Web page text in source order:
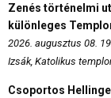
Zenés történelmi
különleges
2026. augusztus 08.
Izsák, Katolikus
Csoportos